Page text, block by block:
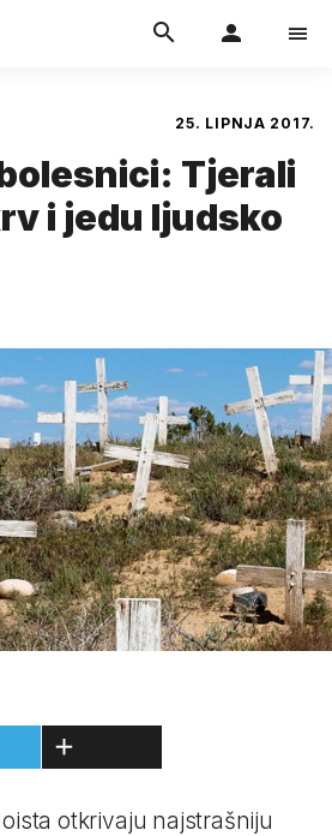
25. LIPNJA 2017.
Tjerali
i jedu ljudsko
otkrivaju najstrašniju